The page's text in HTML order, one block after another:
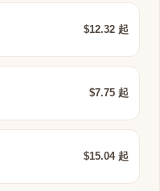
$12.32 起
$7.75 起
$15.04 起